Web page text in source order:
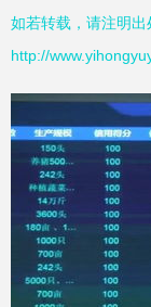
如若转载，请注明出
http://